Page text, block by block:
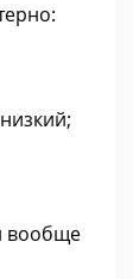
вообще